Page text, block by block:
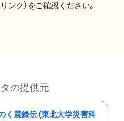
ンク）をご確認ください。
の提供元
く震録伝 (東北大学災害科